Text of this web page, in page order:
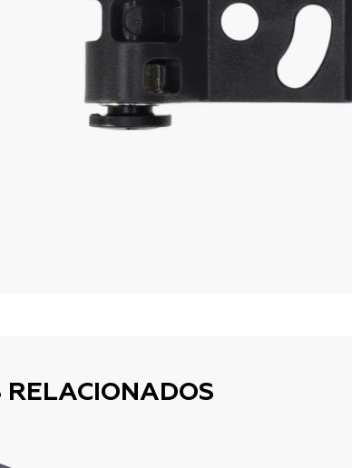
RELACIONADOS